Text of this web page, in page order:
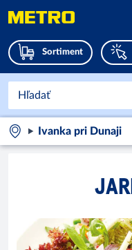
Sortiment
Ivanka pri Dunaji